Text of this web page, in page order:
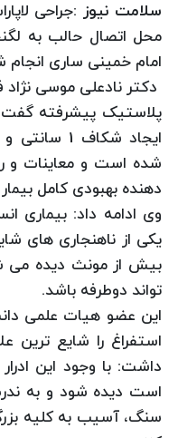
سلامت نیوز :جراحی
محل اتصال حالب به
امام خمینی ساری انجام
دکتر نادعلی موسی
پلاستیک پیشرفته گفت:
شده است و معاینات و
دهنده بهبودی کامل
وی ادامه داد: بیماری
یکی از ناهنجاری های
تواند دوطرفه باشد.
این عضو هیات علمی
استفراغ را شایع ترین
داشت: با وجود این
است دیده شود و به
سنگ، آسیب به کلیه